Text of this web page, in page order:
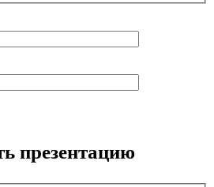
презентацию